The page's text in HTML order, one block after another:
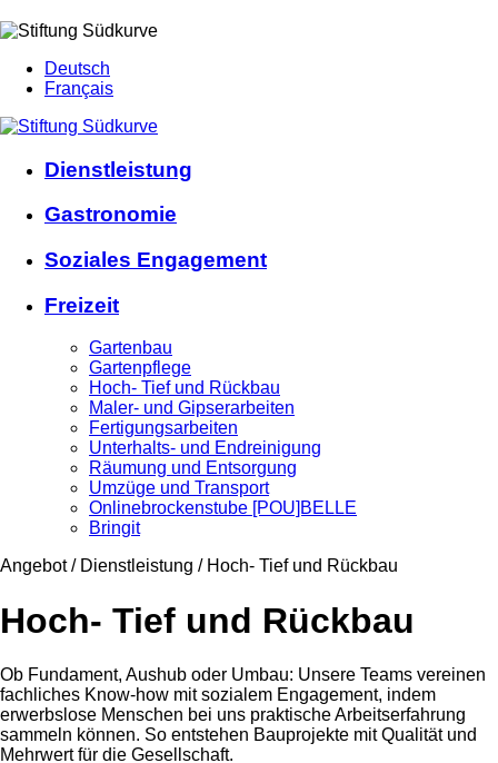
Deutsch
Français
Dienstleistung
Gastronomie
Soziales Engagement
Freizeit
Gartenbau
Gartenpflege
Hoch- Tief und Rückbau
Maler- und Gipserarbeiten
Fertigungsarbeiten
Unterhalts- und Endreinigung
Räumung und Entsorgung
Umzüge und Transport
Onlinebrockenstube [POU]BELLE
Bringit
Angebot / Dienstleistung / Hoch- Tief und Rückbau
Hoch- Tief und Rückbau
Ob Fundament, Aushub oder Umbau: Unsere Teams vereinen
fachliches Know-how mit sozialem Engagement, indem
erwerbslose Menschen bei uns praktische Arbeitserfahrung
sammeln können. So entstehen Bauprojekte mit Qualität und
Mehrwert für die Gesellschaft.